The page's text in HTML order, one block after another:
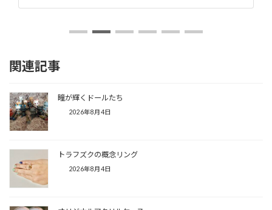
関連記事
瞳が輝くドールたち
2026年8月4日
トラフズクの概念リング
2026年8月4日